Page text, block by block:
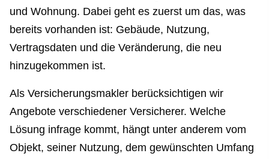
und Wohnung. Dabei geht es zuerst um das, was
bereits vorhanden ist: Gebäude, Nutzung,
Vertragsdaten und die Veränderung, die neu
hinzugekommen ist.
Als Ver­sicherungs­makler berücksichtigen wir
Angebote verschiedener Versicherer. Welche
Lösung infrage kommt, hängt unter anderem vom
Objekt, seiner Nutzung, dem gewünschten Umfang